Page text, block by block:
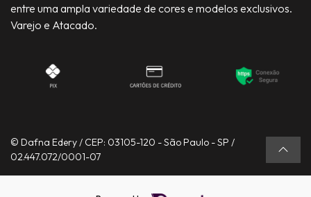
entre uma ampla variedade de cores e modelos exclusivos.
Varejo e Atacado.
© Dafna Edery / CEP: 03105-120 - São Paulo - SP /
02.447.072/0001-07